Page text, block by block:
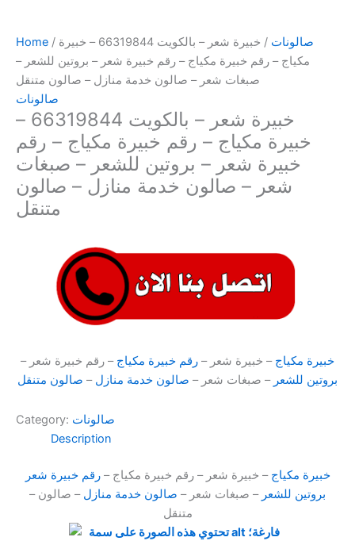
Home / صالونات
/ خبيرة شعر – بالكويت 66319844 – خبيرة
مكياج – رقم خبيرة مكياج – رقم خبيرة شعر – بروتين للشعر –
صبغات شعر – صالون خدمة منازل – صالون متنقل
صالونات
خبيرة شعر – بالكويت 66319844 –
خبيرة مكياج – رقم خبيرة مكياج – رقم
خبيرة شعر – بروتين للشعر – صبغات
شعر – صالون خدمة منازل – صالون
متنقل
خبيرة مكياج – خبيرة شعر – رقم خبيرة مكياج – رقم خبيرة شعر –
بروتين للشعر – صبغات شعر – صالون خدمة منازل – صالون متنقل
Category: صالونات
Description
خبيرة مكياج – خبيرة شعر – رقم خبيرة مكياج –رقم خبيرة شعر
–
بروتين للشعر – صبغات شعر – صالون خدمة منازل – صالون
متنقل